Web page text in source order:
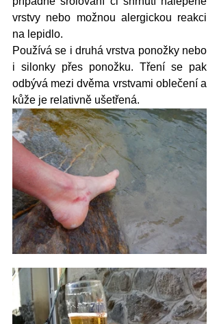
vrstvy nebo možnou alergickou reakci
na lepidlo.
Používá se i druhá vrstva ponožky nebo
i silonky přes ponožku. Tření se pak
odbývá mezi dvěma vrstvami oblečení a
kůže je relativně ušetřená.